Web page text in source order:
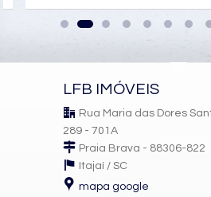
LFB IMÓVEIS
Rua Maria das Dores
289 - 701A
Praia Brava - 88306-822
Itajaí / SC
mapa google